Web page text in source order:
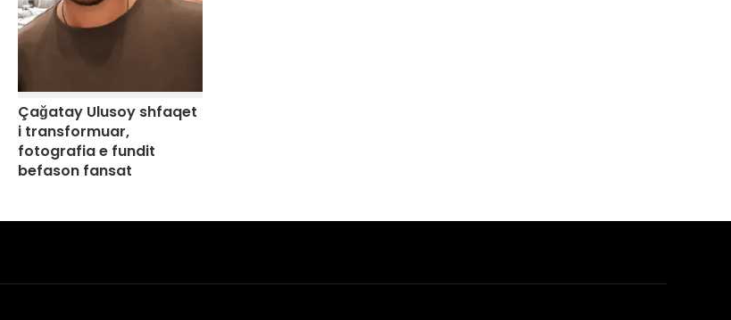
Çağatay Ulusoy shfaqet
i transformuar,
fotografia e fundit
befason fansat